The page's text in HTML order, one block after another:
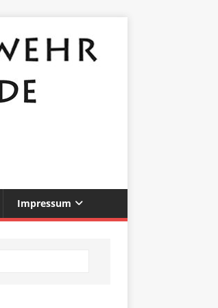
Impressum